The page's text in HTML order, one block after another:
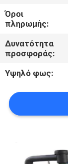
ΜΑΣ
ΕΛΆΤΕ
ΣΕ
ΕΠΑΦΉ
ΜΕ
ΖΗΤΉΣΤΕ
Όροι
πληρωμής:
Δυνατότητα
προσφοράς:
Υψηλό φως: